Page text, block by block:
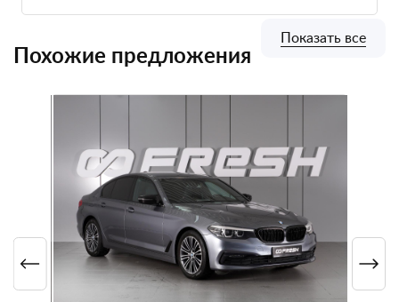
Похожие предложения
Показать все